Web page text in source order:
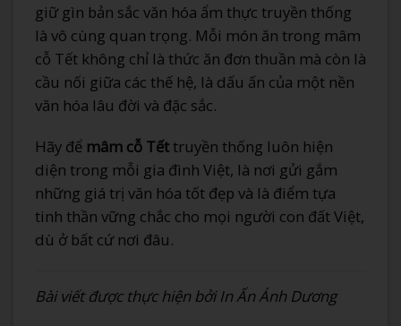
giữ gìn bản sắc văn hóa ẩm thực truyền thống
là vô cùng quan trọng. Mỗi món ăn trong mâm
cỗ Tết không chỉ là thức ăn đơn thuần mà còn là
cầu nối giữa các thế hệ, là dấu ấn của một nền
văn hóa lâu đời và đặc sắc.
Hãy để mâm cỗ Tết truyền thống luôn hiện
diện trong mỗi gia đình Việt, là nơi gửi gắm
những giá trị văn hóa tốt đẹp và là điểm tựa
tinh thần vững chắc cho mọi người con đất Việt,
dù ở bất cứ nơi đâu.
Bài viết được thực hiện bởi In Ấn Ánh Dương